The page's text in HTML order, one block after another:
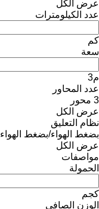
عرض الكل
عدد الكيلومترات
كم
سعة
م3
عدد المحاور
3 محور
عرض الكل
نظام التعليق
بضغط الهواء/بضغط الهواء
عرض الكل
مواصفات
الحمولة
كجم
الوزن الصافي